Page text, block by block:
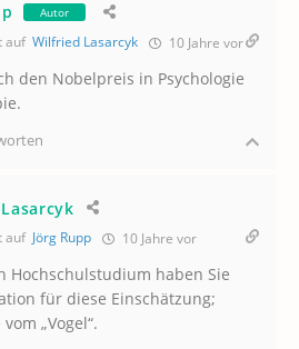
Autor
auf Wilfried Lasarcyk 10 Jahre vor
den Nobelpreis in Psychologie
auf Jörg Rupp 10 Jahre vor
Hochschulstudium haben Sie
für diese Einschätzung;
„Vogel“.